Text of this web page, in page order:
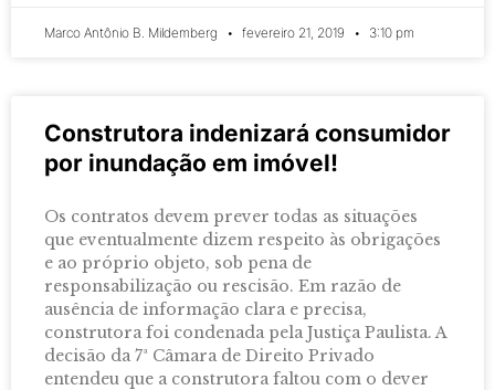
Marco Antônio B. Mildemberg fevereiro 21, 2019 3:10 pm
Construtora indenizará consumidor
por inundação em imóvel!
Os contratos devem prever todas as situações
que eventualmente dizem respeito às obrigações
e ao próprio objeto, sob pena de
responsabilização ou rescisão. Em razão de
ausência de informação clara e precisa,
construtora foi condenada pela Justiça Paulista. A
decisão da 7ª Câmara de Direito Privado
entendeu que a construtora faltou com o dever